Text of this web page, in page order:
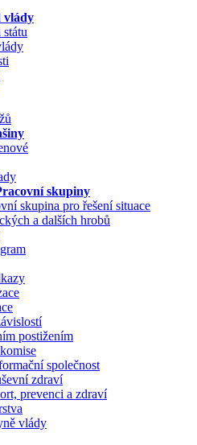
vlády
skupiny
skupina pro řešení situace
a dalších hrobů
postižením
společnost
zdraví
prevenci a zdraví
vlády